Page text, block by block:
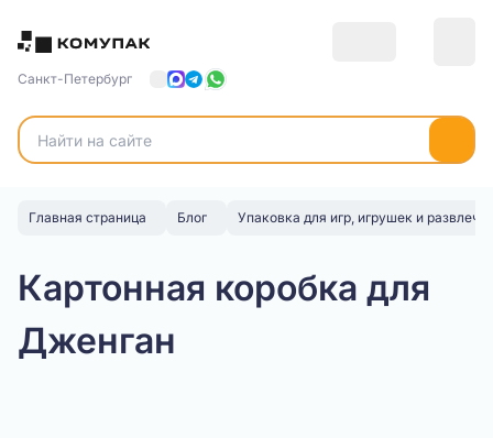
Санкт-Петербург
Главная страница Блог Упаковка для игр, игрушек и
Картонная коробка для
Дженган